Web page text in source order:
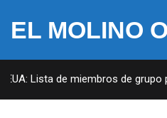
EL MOLINO
Lista de miembros de grupo